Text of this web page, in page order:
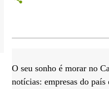
O seu sonho é morar no
notícias: empresas do país